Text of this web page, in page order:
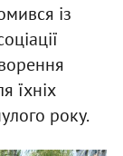
із
їхніх
року.